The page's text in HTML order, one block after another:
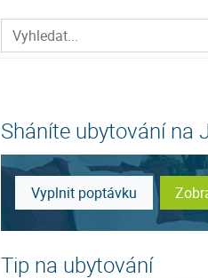
Prohledat web
Sháníte ubytování na
Vyplnit poptávku
Tip na ubytování